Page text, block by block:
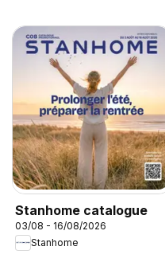
Stanhome catalogue
03/08 - 16/08/2026
Stanhome